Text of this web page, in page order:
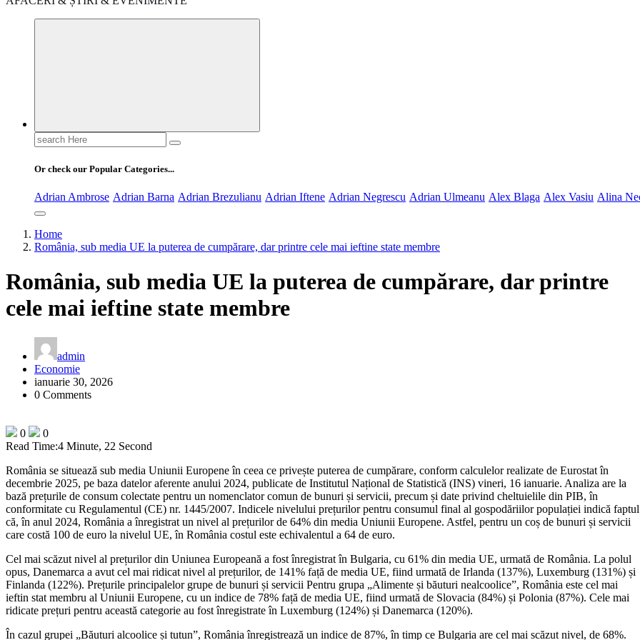
Search
for:
Or check our Popular Categories...
Adrian Ambrose Adrian Barna Adrian Brezulianu Adrian Iftene Adrian Negrescu Adrian Ulmeanu Alex Blaga Alex Vasiu Alina
Home
România, sub media UE la puterea de cumpărare, dar printre cele mai ieftine state membre
România, sub media UE la puterea de cumpărare, dar printre
cele mai ieftine state membre
admin
Economie
ianuarie 30, 2026
0 Comments
0
0
Read Time:4 Minute, 22 Second
România se situează sub media Uniunii Europene în ceea ce privește puterea de cumpărare, conform calculelor realizate de Eurostat în
decembrie 2025, pe baza datelor aferente anului 2024, publicate de Institutul Național de Statistică (INS) vineri, 16 ianuarie. Analiza are la
bază prețurile de consum colectate pentru un nomenclator comun de bunuri și servicii, precum și date privind cheltuielile din PIB, în
conformitate cu Regulamentul (CE) nr. 1445/2007. Indicele nivelului prețurilor pentru consumul final al gospodăriilor populației indică faptul
că, în anul 2024, România a înregistrat un nivel al prețurilor de 64% din media Uniunii Europene. Astfel, pentru un coș de bunuri și servicii
care costă 100 de euro la nivelul UE, în România costul este echivalentul a 64 de euro.
Cel mai scăzut nivel al prețurilor din Uniunea Europeană a fost înregistrat în Bulgaria, cu 61% din media UE, urmată de România. La polul
opus, Danemarca a avut cel mai ridicat nivel al prețurilor, de 141% față de media UE, fiind urmată de Irlanda (137%), Luxemburg (131%) și
Finlanda (122%). Prețurile principalelor grupe de bunuri și servicii Pentru grupa „Alimente și băuturi nealcoolice”, România este cel mai
ieftin stat membru al Uniunii Europene, cu un indice de 78% față de media UE, fiind urmată de Slovacia (84%) și Polonia (87%). Cele mai
ridicate prețuri pentru această categorie au fost înregistrate în Luxemburg (124%) și Danemarca (120%).
În cazul grupei „Băuturi alcoolice și tutun”, România înregistrează un indice de 87%, în timp ce Bulgaria are cel mai scăzut nivel, de 68%.